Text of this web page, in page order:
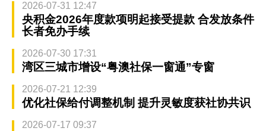
2026-07-31 12:47
央积金2026年度款项明起接受提款 合发放条件
长者免办手续
2026-07-30 17:31
湾区三城市增设“粤澳社保一窗通”专窗
2026-07-21 12:39
优化社保给付调整机制 提升灵敏度获社协共识
2026-07-17 09:37